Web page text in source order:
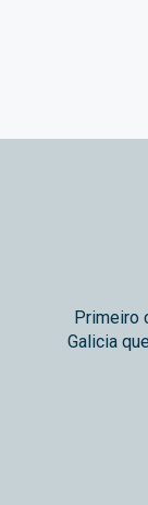
Primeiro
Galicia